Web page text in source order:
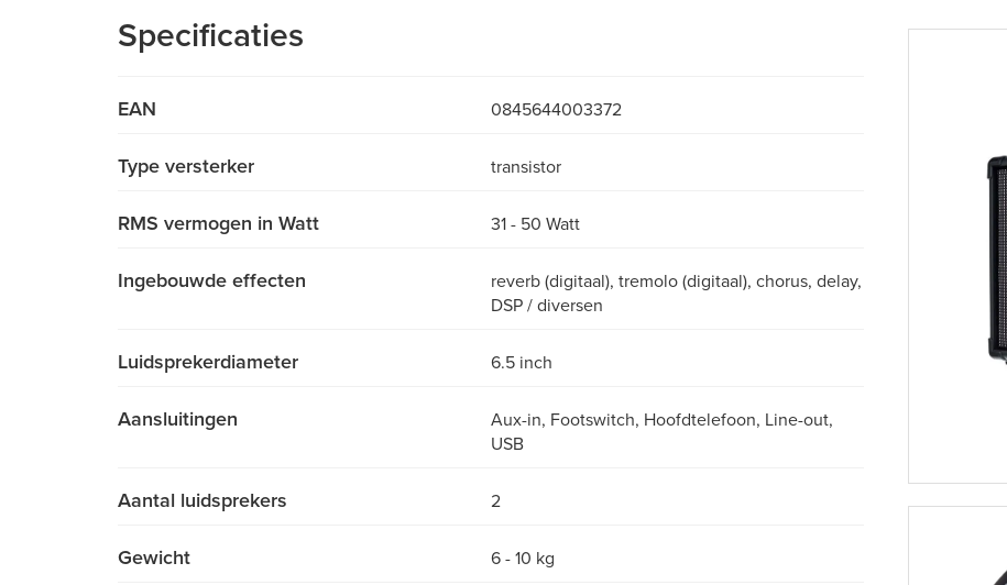
Specificaties
EAN 0845644003372
Type versterker transistor
RMS vermogen in Watt 31 - 50 Watt
Ingebouwde effecten
reverb (digitaal), tremolo (digitaal), chorus, delay,
DSP / diversen
Luidsprekerdiameter 6.5 inch
Aansluitingen
Aux-in, Footswitch, Hoofdtelefoon, Line-out,
USB
Aantal luidsprekers 2
Gewicht 6 - 10 kg